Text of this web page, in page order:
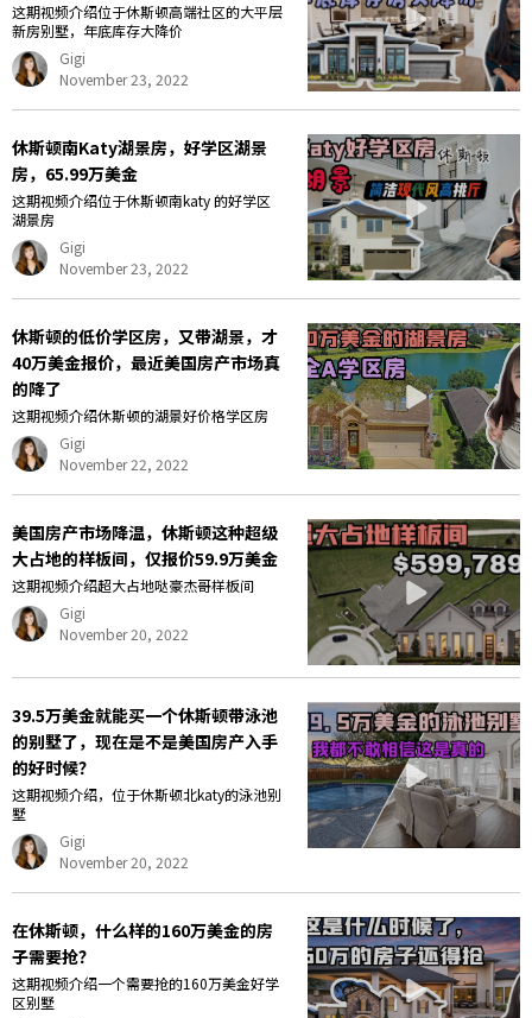
这期视频介绍位于休斯顿高端社区的大平层
新房别墅，年底库存大降价
Gigi
November 23, 2022
休斯顿南Katy湖景房，好学区湖景
房，65.99万美金
这期视频介绍位于休斯顿南katy 的好学区
湖景房
Gigi
November 23, 2022
休斯顿的低价学区房，又带湖景，才
40万美金报价，最近美国房产市场真
的降了
这期视频介绍休斯顿的湖景好价格学区房
Gigi
November 22, 2022
美国房产市场降温，休斯顿这种超级
大占地的样板间，仅报价59.9万美金
这期视频介绍超大占地哒豪杰哥样板间
Gigi
November 20, 2022
39.5万美金就能买一个休斯顿带泳池
的别墅了，现在是不是美国房产入手
的好时候？
这期视频介绍，位于休斯顿北katy的泳池别
墅
Gigi
November 20, 2022
在休斯顿，什么样的160万美金的房
子需要抢？
这期视频介绍一个需要抢的160万美金好学
区别墅